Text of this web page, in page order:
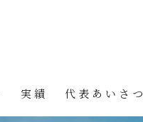
実績 代表あいさつ